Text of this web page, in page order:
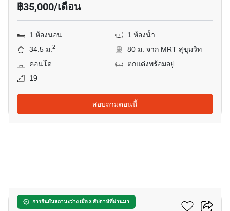
฿35,000/เดือน
1 ห้องนอน
1 ห้องน้ำ
34.5 ม.2
80 ม. จาก MRT สุขุมวิท
คอนโด
ตกแต่งพร้อมอยู่
19
สอบถามตอนนี้
การยืนยันสถานะว่าง เมื่อ 3 สัปดาห์ที่ผ่านมา
แอชตัน อโศก